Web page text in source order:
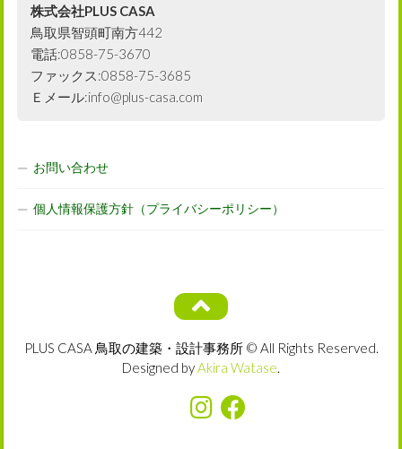
株式会社PLUS CASA
鳥取県智頭町南方442
電話:0858-75-3670
ファックス:0858-75-3685
Ｅメール:info@plus-casa.com
お問い合わせ
個人情報保護方針（プライバシーポリシー）
PLUS CASA 鳥取の建築・設計事務所 © All Rights Reserved.
Designed byAkira Watase.